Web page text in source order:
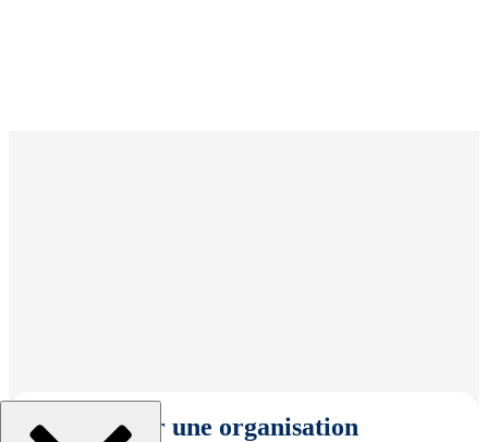
Sélectionner une organisation